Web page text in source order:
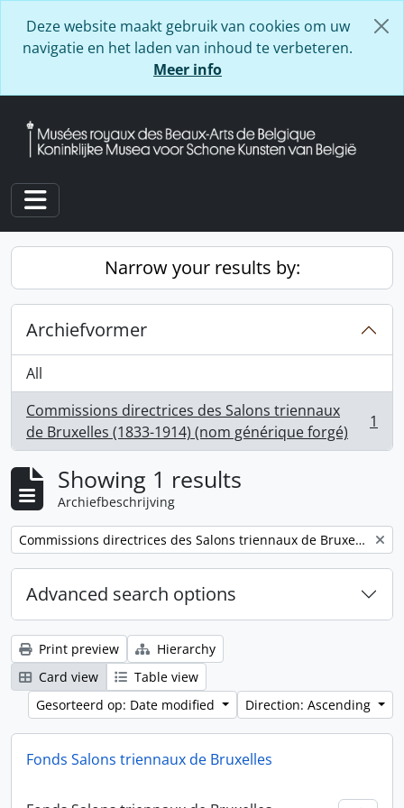
Deze website maakt gebruik van cookies om uw
navigatie en het laden van inhoud te verbeteren.
Meer info
Toggle navigation
Narrow your results by:
Archiefvormer
All
Commissions directrices des Salons triennaux
de Bruxelles (1833-1914) (nom générique forgé)
, 1 results 1
Showing 1 results
Archiefbeschrijving
Remove filter: Commissions directrices des Salons triennaux de Bruxelles (1833-1914) (nom générique forgé)
Advanced search options
Print preview
Hierarchy
Card view
Table view
Gesorteerd op: Date modified
Direction: Ascending
Fonds Salons triennaux de Bruxelles